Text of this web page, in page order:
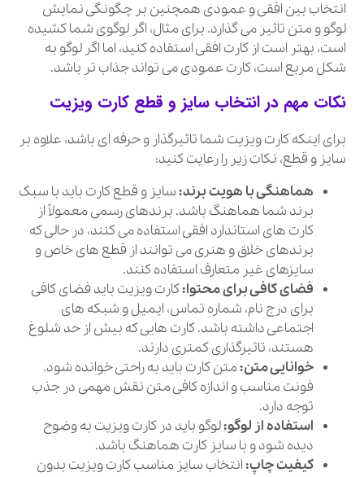
انتخاب بین افقی و عمودی همچنین بر چگونگی نمایش
لوگو و متن تاثیر می گذارد. برای مثال، اگر لوگوی شما کشیده
است، بهتر است از کارت افقی استفاده کنید، اما اگر لوگو به
شکل مربع است، کارت عمودی می تواند جذاب تر باشد.
نکات مهم در انتخاب سایز و قطع کارت ویزیت
برای اینکه کارت ویزیت شما تاثیرگذار و حرفه ای باشد، علاوه بر
سایز و قطع، نکات زیر را رعایت کنید:
هماهنگی با هویت برند:سایز و قطع کارت باید با سبک
برند شما هماهنگ باشد. برندهای رسمی معمولاً از
کارت های استاندارد افقی استفاده می کنند، در حالی که
برندهای خلاق و هنری می توانند از قطع های خاص و
سایزهای غیر متعارف استفاده کنند.
فضای کافی برای محتوا:کارت ویزیت باید فضای کافی
برای درج نام، شماره تماس، ایمیل و شبکه های
اجتماعی داشته باشد. کارت هایی که بیش از حد شلوغ
هستند، تاثیرگذاری کمتری دارند.
خوانایی متن:متن کارت باید به راحتی خوانده شود.
فونت مناسب و اندازه کافی متن نقش مهمی در جذب
توجه دارد.
استفاده از لوگو:لوگو باید در کارت ویزیت به وضوح
دیده شود و با سایز کارت هماهنگ باشد.
کیفیت چاپ:انتخاب سایز مناسب کارت ویزیت بدون